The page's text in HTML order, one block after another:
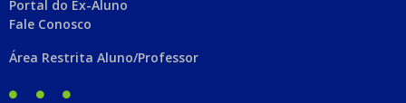
Portal do Ex-Aluno
Fale Conosco
Área Restrita Aluno/Professor